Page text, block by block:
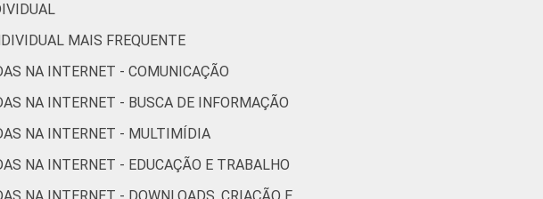
54
57 6
48 4
MAIS FREQUENTE
NA INTERNET - COMUNICAÇÃO
NA INTERNET - BUSCA DE INFORMAÇÃO
NA INTERNET - MULTIMÍDIA
NA INTERNET - EDUCAÇÃO E TRABALHO